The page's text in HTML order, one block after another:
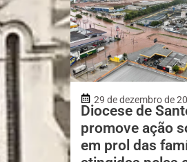
29 de dezembro de
Diocese de
promove ação
em prol das